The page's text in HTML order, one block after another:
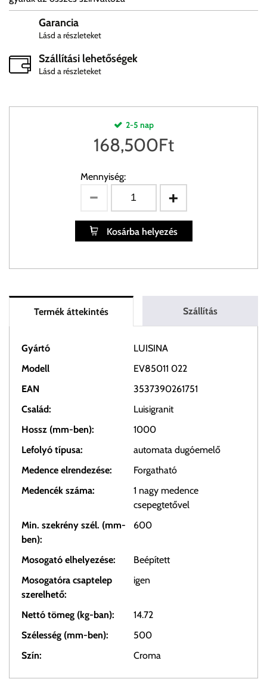
Garancia
Lásd a részleteket
Szállítási lehetőségek
Lásd a részleteket
2-5 nap
168,500Ft
Mennyiség:
Kosárba helyezés
Termék áttekintés Szállítás
Gyártó
LUISINA
Modell
EV85011 022
EAN
3537390261751
Család:
Luisigranit
Hossz (mm-ben):
1000
Lefolyó típusa:
automata dugóemelő
Medence elrendezése:
Forgatható
Medencék száma:
1 nagy medence
csepegtetővel
Min. szekrény szél. (mm-
ben):
600
Mosogató elhelyezése:
Beépített
Mosogatóra csaptelep
szerelhető:
igen
Nettó tömeg (kg-ban):
14.72
Szélesség (mm-ben):
500
Szín:
Croma